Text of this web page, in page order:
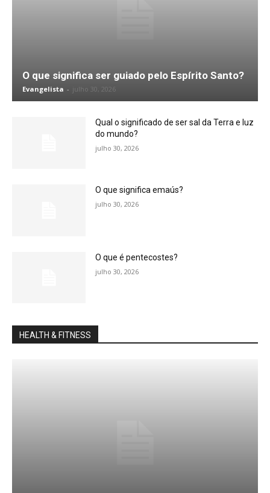
O que significa ser guiado pelo Espírito Santo?
Evangelista - julho 30, 2026
Qual o significado de ser sal da Terra e luz
do mundo?
julho 30, 2026
O que significa emaús?
julho 30, 2026
O que é pentecostes?
julho 30, 2026
HEALTH & FITNESS